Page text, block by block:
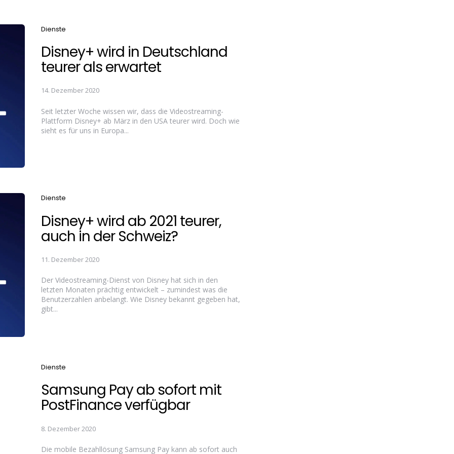
Categories
Dienste
Disney+ wird in Deutschland
teurer als erwartet
14. Dezember 2020
Seit letzter Woche wissen wir, dass die Videostreaming-
Plattform Disney+ ab März in den USA teurer wird. Doch wie
sieht es für uns in Europa...
Categories
Dienste
Disney+ wird ab 2021 teurer,
auch in der Schweiz?
11. Dezember 2020
Der Videostreaming-Dienst von Disney hat sich in den
letzten Monaten prächtig entwickelt – zumindest was die
Benutzerzahlen anbelangt. Wie Disney bekannt gegeben hat,
gibt...
Categories
Dienste
Samsung Pay ab sofort mit
PostFinance verfügbar
8. Dezember 2020
Die mobile Bezahllösung Samsung Pay kann ab sofort auch